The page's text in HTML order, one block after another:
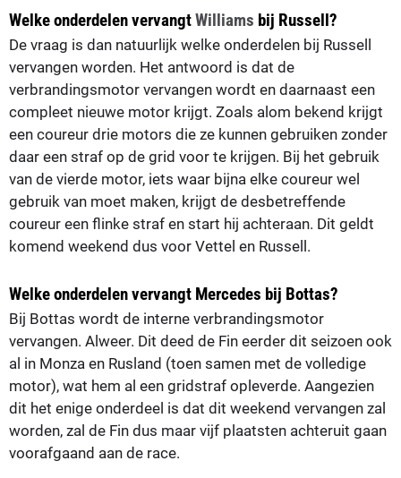
Welke onderdelen vervangtWilliams bij Russell?
De vraag is dan natuurlijk welke onderdelen bij Russell
vervangen worden. Het antwoord is dat de
verbrandingsmotor vervangen wordt en daarnaast een
compleet nieuwe motor krijgt. Zoals alom bekend krijgt
een coureur drie motors die ze kunnen gebruiken zonder
daar een straf op de grid voor te krijgen. Bij het gebruik
van de vierde motor, iets waar bijna elke coureur wel
gebruik van moet maken, krijgt de desbetreffende
coureur een flinke straf en start hij achteraan. Dit geldt
komend weekend dus voor Vettel en Russell.
Welke onderdelen vervangt Mercedes bij Bottas?
Bij Bottas wordt de interne verbrandingsmotor
vervangen. Alweer. Dit deed de Fin eerder dit seizoen ook
al in Monza en Rusland (toen samen met de volledige
motor), wat hem al een gridstraf opleverde. Aangezien
dit het enige onderdeel is dat dit weekend vervangen zal
worden, zal de Fin dus maar vijf plaatsten achteruit gaan
voorafgaand aan de race.